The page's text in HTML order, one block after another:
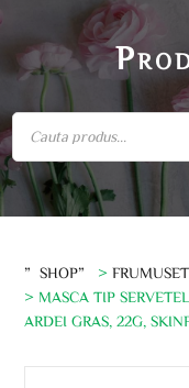
”SHOP” >
> MASCA TIP
ARDEI GRAS, 22G,